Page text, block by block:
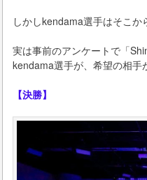
しかしkendama選⼿はそこ
実は事前のアンケートで「
kendama選⼿が、希望の相⼿
【決勝】